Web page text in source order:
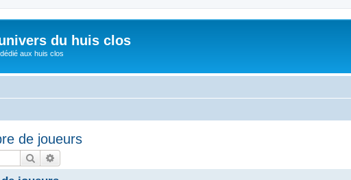
du huis clos
aux huis clos
de joueurs
Rechercher